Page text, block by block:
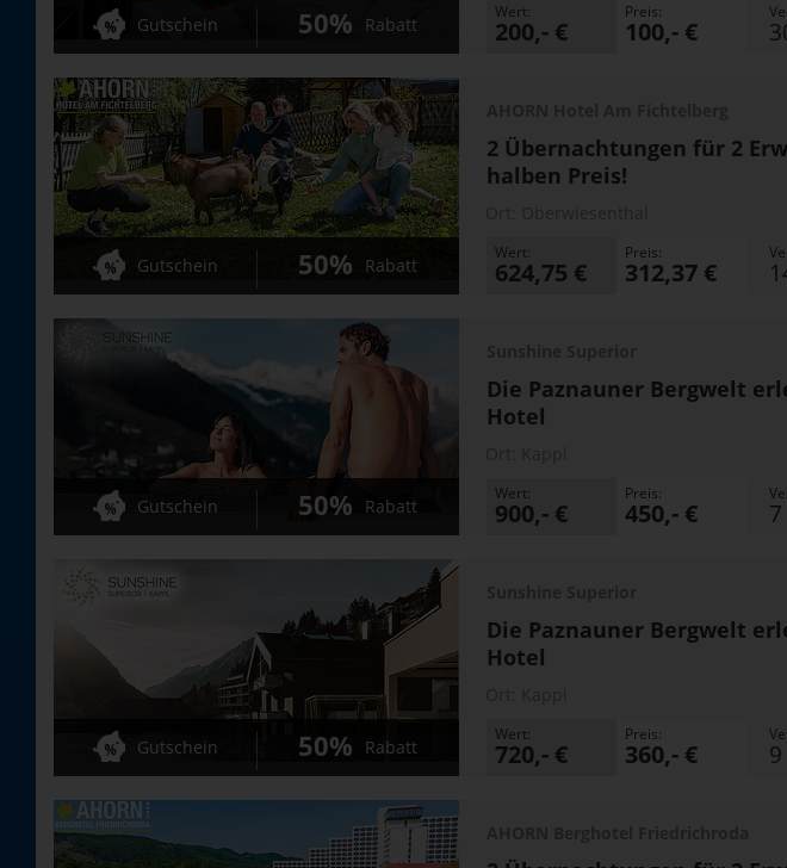
Gutschein 50% Rabatt
Wert:
200,- €
Preis:
100,- €
2 Übernachtungen für 2
halben Preis!
Gutschein 50% Rabatt
Wert:
624,75 €
Preis:
312,37 €
Die Paznauner Bergwelt
Hotel
Gutschein 50% Rabatt
Wert:
900,- €
Preis:
450,- € 7
Die Paznauner Bergwelt
Hotel
Gutschein 50% Rabatt
Wert:
720,- €
Preis:
360,- € 9